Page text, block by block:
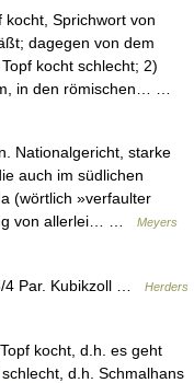
Sprichwort von
dagegen von dem
kocht schlecht; 2)
in den römischen… …
Nationalgericht, starke
auch im südlichen
(wörtlich »verfaulter
von allerlei… …
Meyers
4 Par. Kubikzoll …
Herders
kocht, d.h. es geht
d.h. Schmalhans